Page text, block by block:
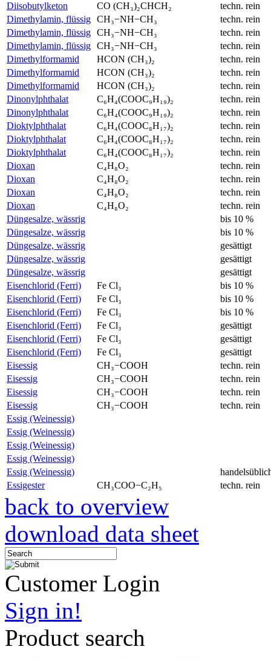
Diisobutylketon
CO (CH₃)₂CHCH₂
techn. rein
Dimethylamin, flüssig CH₃−NH−CH₃
techn. rein
Dimethylamin, flüssig CH₃−NH−CH₃
techn. rein
Dimethylamin, flüssig CH₃−NH−CH₃
techn. rein
Dimethylformamid
HCON (CH₃)₂
techn. rein
Dimethylformamid
HCON (CH₃)₂
techn. rein
Dimethylformamid
HCON (CH₃)₂
techn. rein
Dinonylphthalat
C₆H₄(COOC₉H₁₉)₂
techn. rein
Dinonylphthalat
C₆H₄(COOC₉H₁₉)₂
techn. rein
Dioktylphthalat
C₆H₄(COOC₈H₁₇)₂
techn. rein
Dioktylphthalat
C₆H₄(COOC₈H₁₇)₂
techn. rein
Dioktylphthalat
C₆H₄(COOC₈H₁₇)₂
techn. rein
Dioxan
C₄H₈O₂
techn. rein
Dioxan
C₄H₈O₂
techn. rein
Dioxan
C₄H₈O₂
techn. rein
Dioxan
C₄H₈O₂
techn. rein
Düngesalze, wässrig
bis 10 %
Düngesalze, wässrig
bis 10 %
Düngesalze, wässrig
gesättigt
Düngesalze, wässrig
gesättigt
Düngesalze, wässrig
gesättigt
Eisenchlorid (Ferri)
Fe Cl₃
bis 10 %
Eisenchlorid (Ferri)
Fe Cl₃
bis 10 %
Eisenchlorid (Ferri)
Fe Cl₃
bis 10 %
Eisenchlorid (Ferri)
Fe Cl₃
gesättigt
Eisenchlorid (Ferri)
Fe Cl₃
gesättigt
Eisenchlorid (Ferri)
Fe Cl₃
gesättigt
Eisessig
CH₃−COOH
techn. rein
Eisessig
CH₃−COOH
techn. rein
Eisessig
CH₃−COOH
techn. rein
Eisessig
CH₃−COOH
techn. rein
Essig (Weinessig)
Essig (Weinessig)
Essig (Weinessig)
Essig (Weinessig)
Essig (Weinessig)
Essigester
CH₃COO−C₂H₅ techn. rein
back to overview
download data sheet
Customer Login
Sign in!
Product search